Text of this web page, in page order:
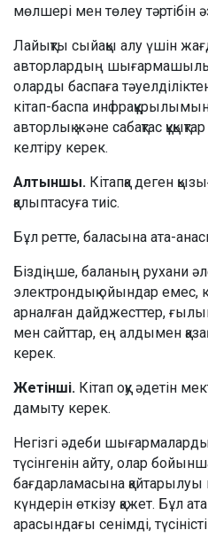
мөлшері мен төлеу тәртібін
Лайықты сыйақы алу үшін
авторлардың шығармашылық
оларды баспаға
кітап-баспа
авторлық және сабақтас
келтіру керек.
Алтыншы. Кітапқа деген
қалыптасуға тиіс.
Бұл ретте, баласына ата-
Біздіңше, баланың рухани
электрондық ойындар емес,
арналған дайджесттер,
мен сайттар, ең алдымен
керек.
Жетінші. Кітап оқу әдетін
дамыту керек.
Негізгі әдеби
түсінгенін айту, олар
бағдарламасына қайтарылуы
күндерін өткізу қажет. Бұл
арасындағы сенімді,